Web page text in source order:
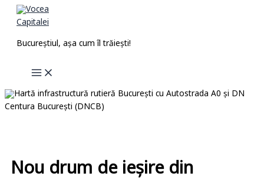
Skip
Bucureștiul, așa cum îl trăiești!
Nou drum de ieșire din